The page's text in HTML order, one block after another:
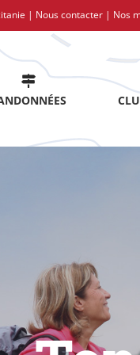
| Nous contacter | Nos